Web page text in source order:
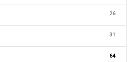
26
31
64